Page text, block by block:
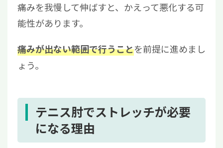
痛みを我慢して伸ばすと、かえって悪化する可
能性があります。
痛みが出ない範囲で行うことを前提に進めまし
ょう。
テニス肘でストレッチが必要
になる理由